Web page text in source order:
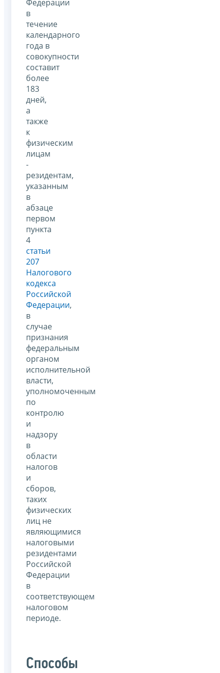
Федерации
в
течение
календарного
года в
совокупности
составит
более
183
дней,
а
также
к
физическим
лицам
-
резидентам,
указанным
в
абзаце
первом
пункта
4
статьи
207
Налогового
кодекса
Российской
Федерации,
в
случае
признания
федеральным
органом
исполнительной
власти,
уполномоченным
по
контролю
и
надзору
в
области
налогов
и
сборов,
таких
физических
лиц не
являющимися
налоговыми
резидентами
Российской
Федерации
в
соответствующем
налоговом
периоде.
Способы